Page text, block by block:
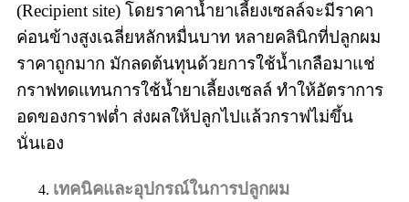
(Recipient site) โดยราคาน้ำยาเลี้ยงเซลล์จะมีราคา
ค่อนข้างสูงเฉลี่ยหลักหมื่นบาท หลายคลินิกที่ปลูกผม
ราคาถูกมาก มักลดต้นทุนด้วยการใช้น้ำเกลือมาแช่
กราฟทดแทนการใช้น้ำยาเลี้ยงเซลล์ ทำให้อัตราการ
อดของกราฟต่ำ ส่งผลให้ปลูกไปแล้วกราฟไม่ขึ้น
นั่นเอง
เทคนิคและอุปกรณ์ในการปลูกผม